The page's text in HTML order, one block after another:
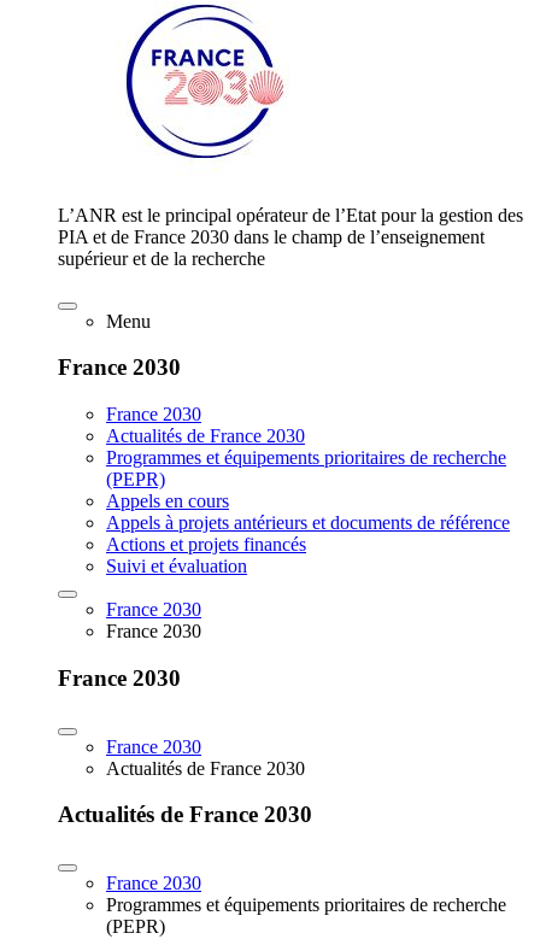
L’ANR est le principal opérateur de l’Etat pour la gestion des
PIA et de France 2030 dans le champ de l’enseignement
supérieur et de la recherche
Menu
France 2030
France 2030
Actualités de France 2030
Programmes et équipements prioritaires de recherche
(PEPR)
Appels en cours
Appels à projets antérieurs et documents de référence
Actions et projets financés
Suivi et évaluation
France 2030
France 2030
France 2030
France 2030
Actualités de France 2030
Actualités de France 2030
France 2030
Programmes et équipements prioritaires de recherche
(PEPR)